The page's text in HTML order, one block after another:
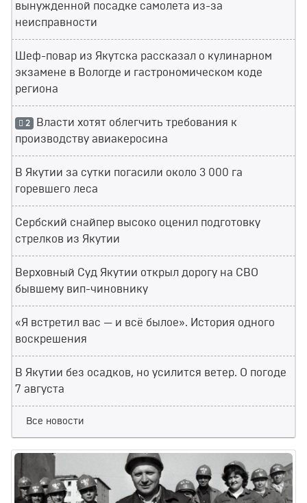
вынужденной посадке самолета из-за
неисправности
Шеф-повар из Якутска рассказал о кулинарном
экзамене в Вологде и гастрономическом коде
региона
2 Власти хотят облегчить требования к
производству авиакеросина
В Якутии за сутки погасили около 3 000 га
горевшего леса
Сербский снайпер высоко оценил подготовку
стрелков из Якутии
Верховный Суд Якутии открыл дорогу на СВО
бывшему вип-чиновнику
«Я встретил вас — и всё былое». История одного
воскрешения
В Якутии без осадков, но усилится ветер. О погоде
7 августа
Все новости